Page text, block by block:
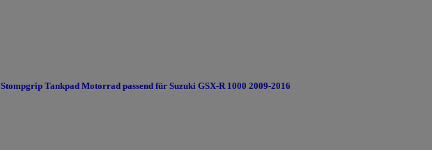
Stompgrip Tankpad Motorrad passend für Suzuki GSX-R 1000 2009-2016